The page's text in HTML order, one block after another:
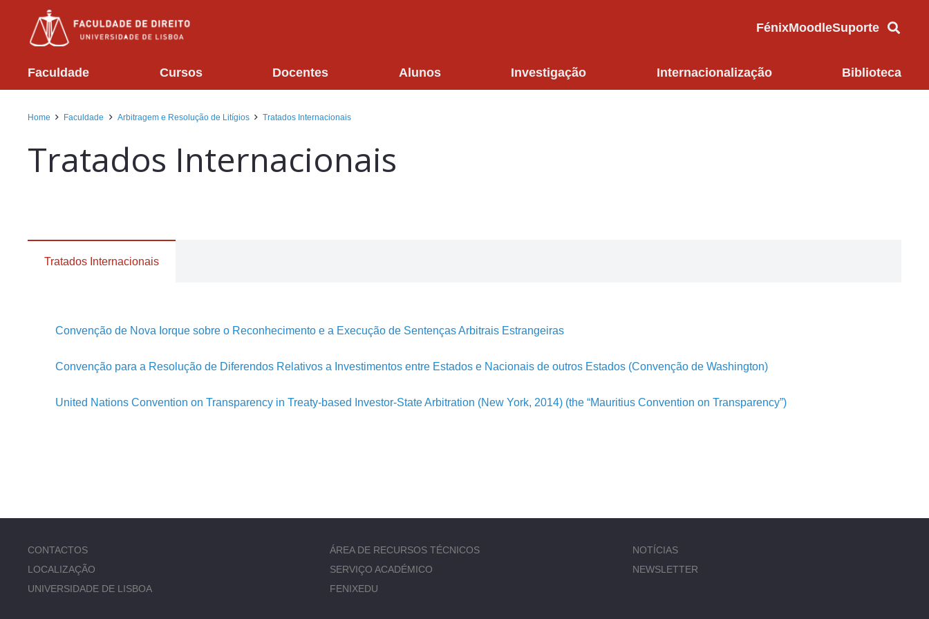
FénixMoodleSuporte
Faculdade Cursos Docentes Alunos Investigação Internacionalização Biblioteca
Home Faculdade Arbitragem e Resolução de Litígios Tratados Internacionais
Tratados Internacionais
Tratados Internacionais
Convenção de Nova Iorque sobre o Reconhecimento e a Execução de Sentenças Arbitrais Estrangeiras
Convenção para a Resolução de Diferendos Relativos a Investimentos entre Estados e Nacionais de outros Estados (Convenção de Washington)
United Nations Convention on Transparency in Treaty-based Investor-State Arbitration (New York, 2014) (the “Mauritius Convention on Transparency”)
CONTACTOS
LOCALIZAÇÃO
UNIVERSIDADE DE LISBOA
ÁREA DE RECURSOS TÉCNICOS
SERVIÇO ACADÉMICO
FENIXEDU
NOTÍCIAS
NEWSLETTER